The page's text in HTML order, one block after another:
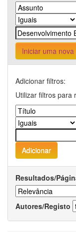
Iniciar uma
Adicionar filtros:
Utilizar filtros para
Resultados/
Autores/Registo